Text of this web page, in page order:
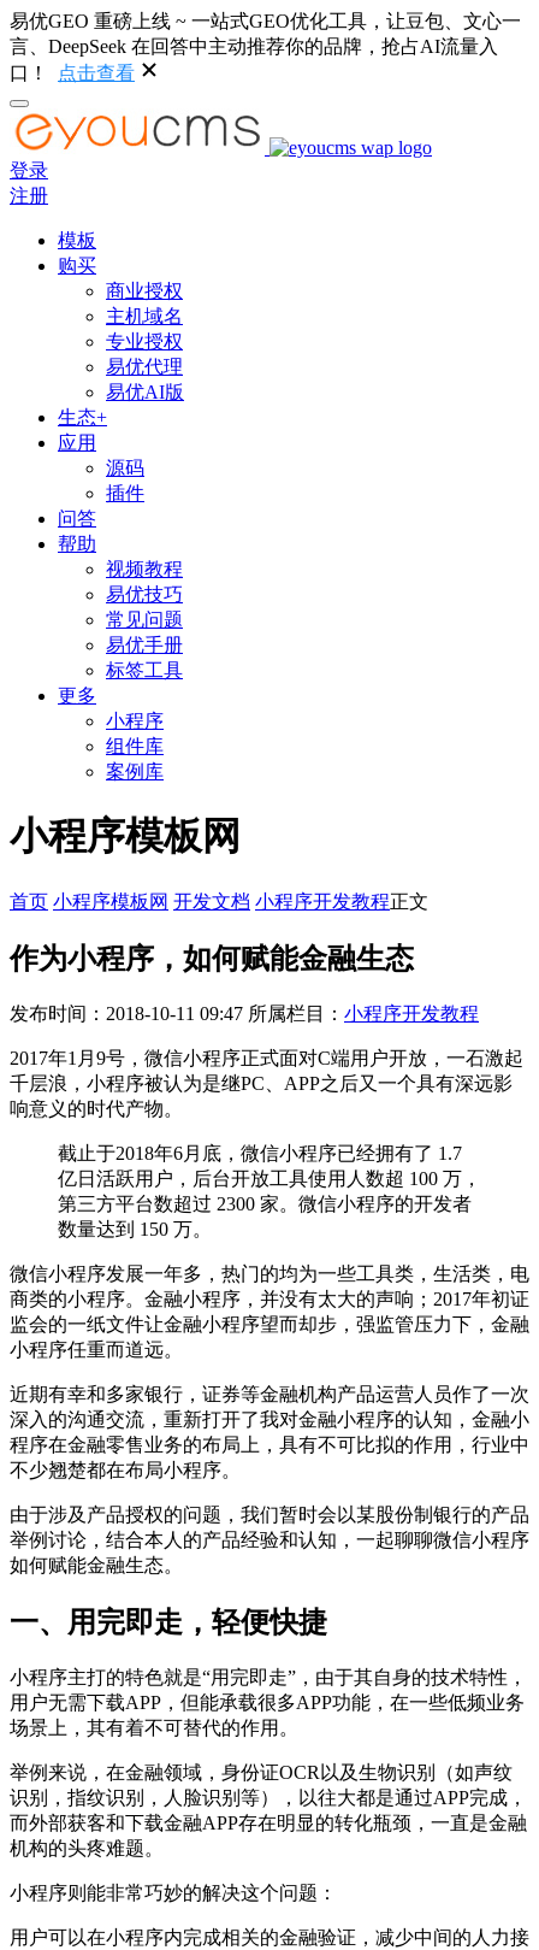
易优GEO 重磅上线 ~ 一站式GEO优化工具，让豆包、文心一
言、DeepSeek 在回答中主动推荐你的品牌，抢占AI流量入
口！
点击查看
登录
注册
模板
购买
商业授权
主机域名
专业授权
易优代理
易优AI版
生态+
应用
源码
插件
问答
帮助
视频教程
易优技巧
常见问题
易优手册
标签工具
更多
小程序
组件库
案例库
小程序模板网
首页 小程序模板网 开发文档 小程序开发教程正文
作为小程序，如何赋能金融生态
发布时间：2018-10-11 09:47 所属栏目： 小程序开发教程
2017年1月9号，微信小程序正式面对C端用户开放，一石激起
千层浪，小程序被认为是继PC、APP之后又一个具有深远影
响意义的时代产物。
截止于2018年6月底，微信小程序已经拥有了 1.7
亿日活跃用户，后台开放工具使用人数超 100 万，
第三方平台数超过 2300 家。微信小程序的开发者
数量达到 150 万。
微信小程序发展一年多，热门的均为一些工具类，生活类，电
商类的小程序。金融小程序，并没有太大的声响；2017年初证
监会的一纸文件让金融小程序望而却步，强监管压力下，金融
小程序任重而道远。
近期有幸和多家银行，证券等金融机构产品运营人员作了一次
深入的沟通交流，重新打开了我对金融小程序的认知，金融小
程序在金融零售业务的布局上，具有不可比拟的作用，行业中
不少翘楚都在布局小程序。
由于涉及产品授权的问题，我们暂时会以某股份制银行的产品
举例讨论，结合本人的产品经验和认知，一起聊聊微信小程序
如何赋能金融生态。
一、用完即走，轻便快捷
小程序主打的特色就是“用完即走”，由于其自身的技术特性，
用户无需下载APP，但能承载很多APP功能，在一些低频业务
场景上，其有着不可替代的作用。
举例来说，在金融领域，身份证OCR以及生物识别（如声纹
识别，指纹识别，人脸识别等），以往大都是通过APP完成，
而外部获客和下载金融APP存在明显的转化瓶颈，一直是金融
机构的头疼难题。
小程序则能非常巧妙的解决这个问题：
用户可以在小程序内完成相关的金融验证，减少中间的人力接